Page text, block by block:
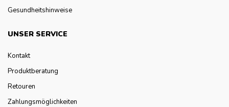
Gesundheitshinweise
UNSER SERVICE
Kontakt
Produktberatung
Retouren
Zahlungsmöglichkeiten